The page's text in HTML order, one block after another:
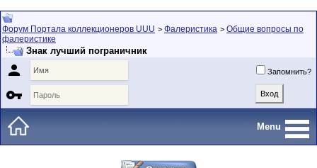
Форум Портала коллекционеров UUU > Фалеристика > Общие вопросы по
фалеристике
Знак лучший пограничник
 Запомнить?

Menu